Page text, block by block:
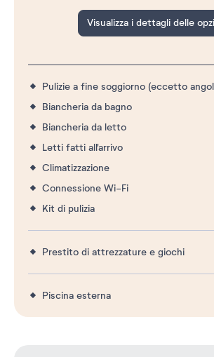
Visualizza i dettagli delle
Pulizie a fine soggiorno (eccetto
Biancheria da bagno
Biancheria da letto
Letti fatti all'arrivo
Climatizzazione
Connessione Wi-Fi
Kit di pulizia
Prestito di attrezzature e giochi
Piscina esterna